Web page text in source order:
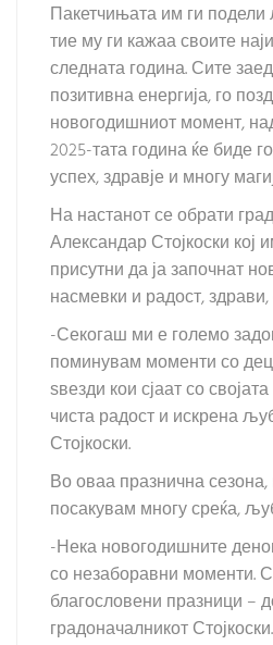
Пакетчињата им ги
тие му ги кажаа своите
следната година. Сите
позитивна енергија, го
новогодишниот момент,
2025-тата година ќе биде
успех, здравје и многу
На настанот се обрати
Александар Стојкоски кој
присутни да ја започнат
насмевки и радост,
-Секогаш ми е големо
поминувам моменти со
ѕвезди кои сјаат со
чиста радост и искрена
Стојкоски.
Во оваа празнична сезона,
посакувам многу среќа,
-Нека новогодишните
со незаборавни моменти.
благословени празници –
градоначалникот Стојкоски.